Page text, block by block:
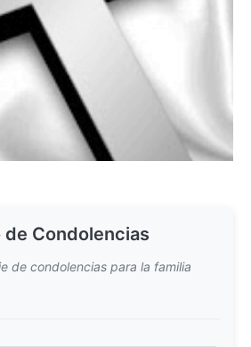
de Condolencias
de condolencias para la familia